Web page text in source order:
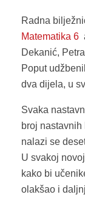
Radna
Matematika 6
Dekanić,
Poput
dva dijela, u
Svaka
broj
nalazi se
U svakoj
kako bi
olakšao i